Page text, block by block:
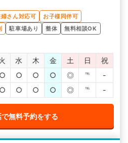
さん対応可
お子様同伴可
駐車場あり 整体
無料相談OK
水 木 金 土 日
祝
○ ○ ○ ○ ◎ ℡
-
○ ○ ○ ○ ◎ ℡ -
で無料予約をする